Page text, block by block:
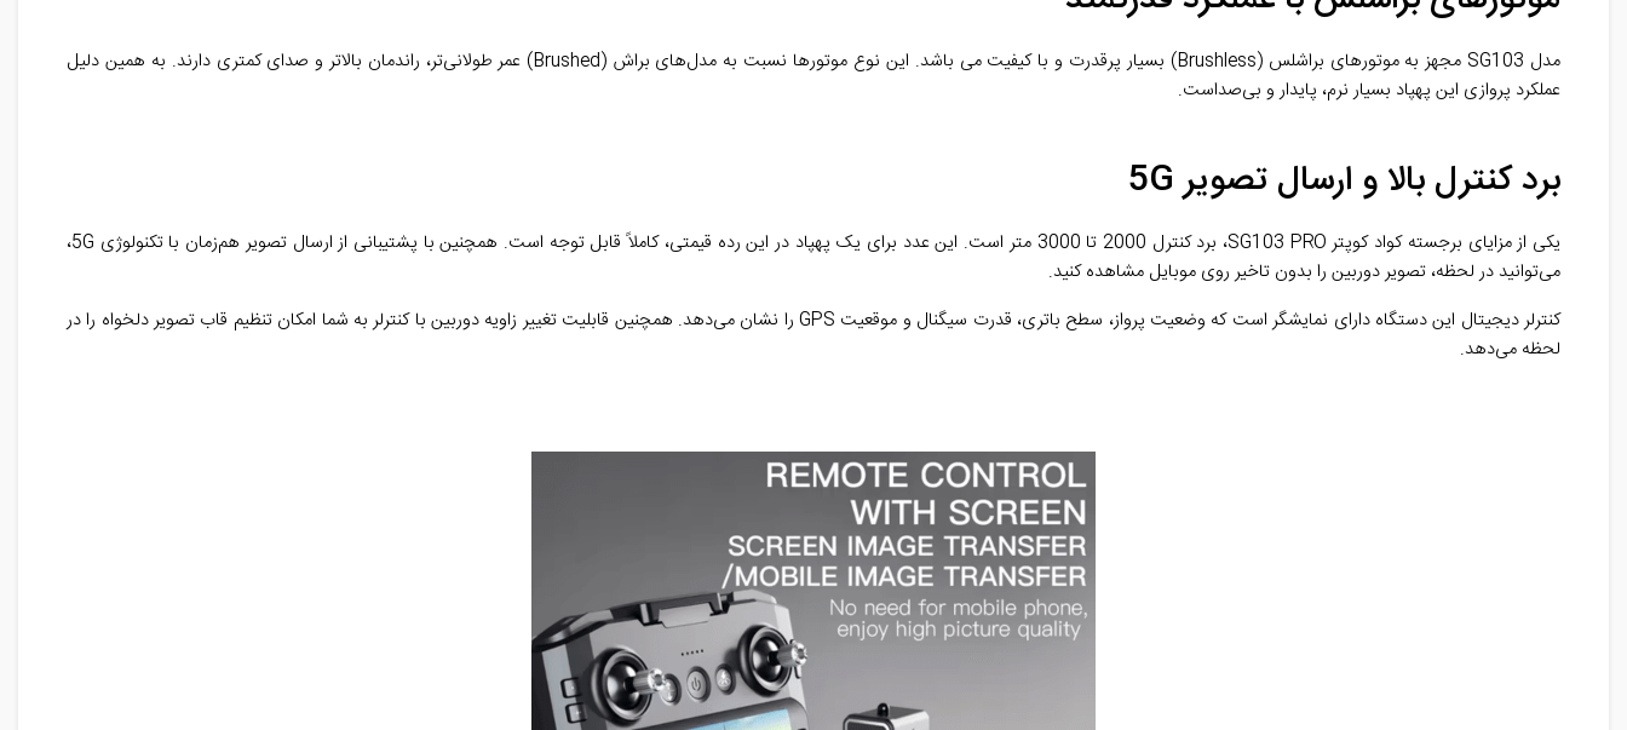
مدل SG103 مجهز به موتورهای براشلس (Brushless) بسیار پرقدرت و با کیفیت می باشد. این نوع موتورها نسبت به مدل‌های براش (Brushed) عمر طولانی‌تر، راندمان بالاتر و صدای کمتری دارند. به همین دلیل
عملکرد پروازی این پهپاد بسیار نرم، پایدار و بی‌صداست.
برد کنترل بالا و ارسال تصویر 5G
یکی از مزایای برجسته کواد کوپتر SG103 PRO، برد کنترل 2000 تا 3000 متر است. این عدد برای یک پهپاد در این رده قیمتی، کاملاً قابل توجه است. همچنین با پشتیبانی از ارسال تصویر هم‌زمان با تکنولوژی 5G،
می‌توانید در لحظه، تصویر دوربین را بدون تاخیر روی موبایل مشاهده کنید.
کنترلر دیجیتال این دستگاه دارای نمایشگر است که وضعیت پرواز، سطح باتری، قدرت سیگنال و موقعیت GPS را نشان می‌دهد. همچنین قابلیت تغییر زاویه دوربین با کنترلر به شما امکان تنظیم قاب تصویر دلخواه را در
لحظه می‌دهد.